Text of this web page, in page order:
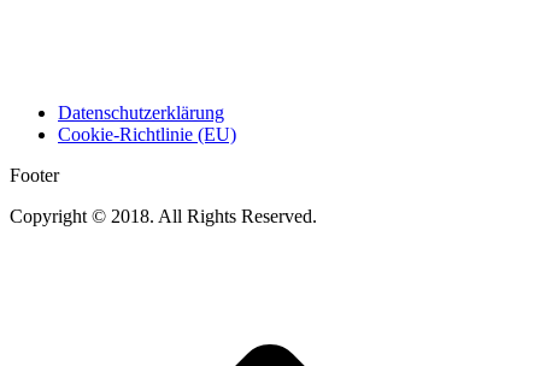
Datenschutzerklärung
Cookie-Richtlinie (EU)
Footer
Copyright © 2018. All Rights Reserved.